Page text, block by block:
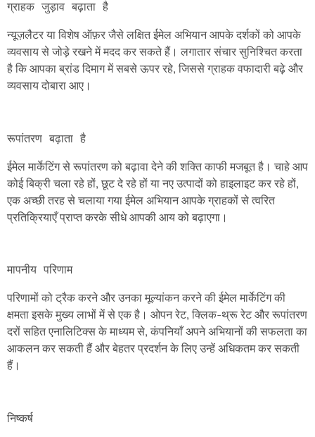
न्यूज़लैटर या विशेष ऑफ़र जैसे लक्षित ईमेल अभियान आपके दर्शकों को आपके
व्यवसाय से जोड़े रखने में मदद कर सकते हैं। लगातार संचार सुनिश्चित करता
है कि आपका ब्रांड दिमाग में सबसे ऊपर रहे, जिससे ग्राहक वफादारी बढ़े और
व्यवसाय दोबारा आए।
ईमेल मार्केटिंग से रूपांतरण को बढ़ावा देने की शक्ति काफी मजबूत है। चाहे आप
कोई बिक्री चला रहे हों, छूट दे रहे हों या नए उत्पादों को हाइलाइट कर रहे हों,
एक अच्छी तरह से चलाया गया ईमेल अभियान आपके ग्राहकों से त्वरित
प्रतिक्रियाएँ प्राप्त करके सीधे आपकी आय को बढ़ाएगा।
परिणामों को ट्रैक करने और उनका मूल्यांकन करने की ईमेल मार्केटिंग की
क्षमता इसके मुख्य लाभों में से एक है। ओपन रेट, क्लिक-थ्रू रेट और रूपांतरण
दरों सहित एनालिटिक्स के माध्यम से, कंपनियाँ अपने अभियानों की सफलता का
आकलन कर सकती हैं और बेहतर प्रदर्शन के लिए उन्हें अधिकतम कर सकती
हैं।